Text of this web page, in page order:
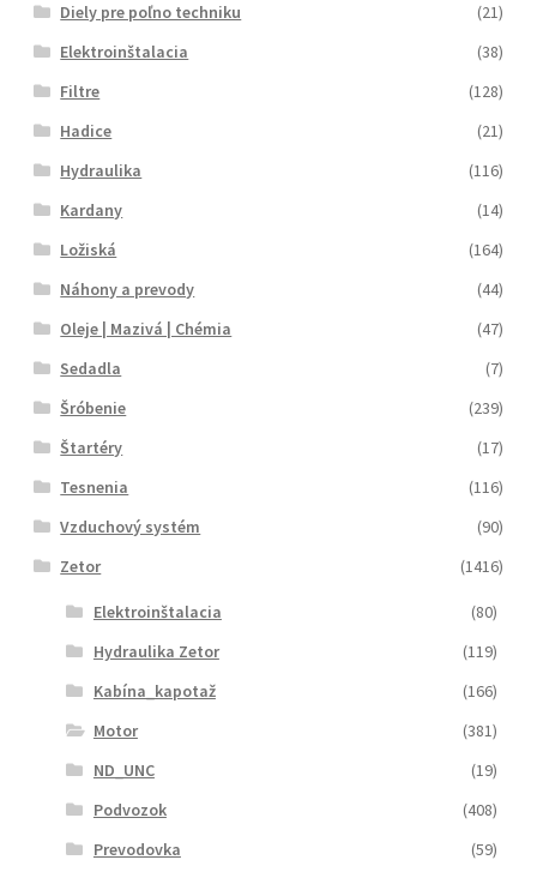
Diely pre poľno techniku
(21)
Elektroinštalacia
(38)
Filtre
(128)
Hadice
(21)
Hydraulika
(116)
Kardany
(14)
Ložiská
(164)
Náhony a prevody
(44)
Oleje | Mazivá | Chémia
(47)
Sedadla
(7)
Šróbenie
(239)
Štartéry
(17)
Tesnenia
(116)
Vzduchový systém
(90)
Zetor
(1416)
Elektroinštalacia
(80)
Hydraulika Zetor
(119)
Kabína_kapotaž
(166)
Motor
(381)
ND_UNC
(19)
Podvozok
(408)
Prevodovka
(59)